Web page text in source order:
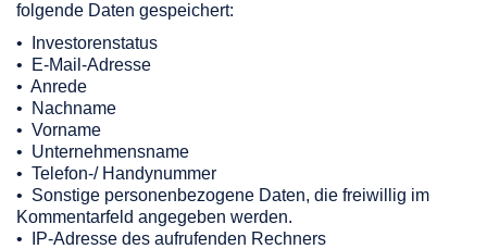
folgende Daten gespeichert:
• Investorenstatus
• E-Mail-Adresse
• Anrede
• Nachname
• Vorname
• Unternehmensname
• Telefon-/ Handynummer
• Sonstige personenbezogene Daten, die freiwillig im
Kommentarfeld angegeben werden.
• IP-Adresse des aufrufenden Rechners